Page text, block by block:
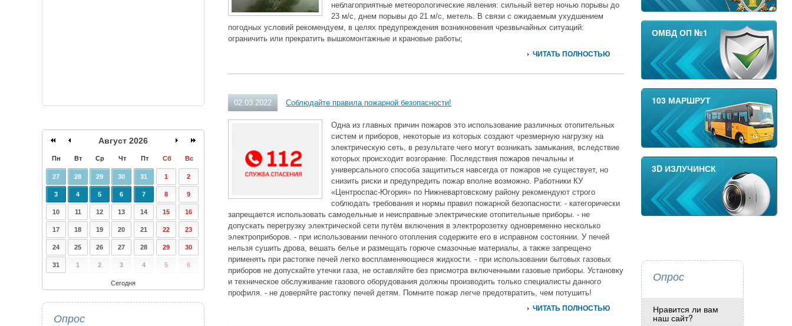
неблагоприятные метеорологические явления: сильный ветер ночью порывы до
23 м/с, днем порывы до 21 м/с, метель. В связи с ожидаемым ухудшением
погодных условий рекомендуем, в целях предупреждения возникновения чрезвычайных ситуаций:
ограничить или прекратить вышкомонтажные и крановые работы;
ЧИТАТЬ ПОЛНОСТЬЮ
02.03.2022 Соблюдайте правила пожарной безопасности!
Одна из главных причин пожаров это использование различных отопительных
систем и приборов, некоторые из которых создают чрезмерную нагрузку на
электрическую сеть, в результате чего могут возникать замыкания, вследствие
которых происходит возгорание. Последствия пожаров печальны и
универсального способа защититься навсегда от пожаров не существует, но
снизить риски и предупредить пожар вполне возможно. Работники КУ
«Центроспас-Югория» по Нижневартовскому району рекомендуют строго
соблюдать требования и нормы правил пожарной безопасности: - категорически
запрещается использовать самодельные и неисправные электрические отопительные приборы. - не
допускать перегрузку электрической сети путём включения в электророзетку одновременно несколько
электроприборов. - при использовании печного отопления содержите его в исправном состоянии. У печей
нельзя сушить дрова, вешать белье и размещать горюче смазочные материалы, а также запрещено
применять при растопке печей легко воспламеняющиеся жидкости. - при использовании бытовых газовых
приборов не допускайте утечки газа, не оставляйте без присмотра включенными газовые приборы. Установку
и техническое обслуживание газового оборудования должны производить только специалисты данного
профиля. - не доверяйте растопку печей детям. Помните пожар легче предотвратить, чем потушить!
ЧИТАТЬ ПОЛНОСТЬЮ
Август 2026
Пн Вт Ср Чт Пт Сб Вс
27 28 29 30 31 1 2
3 4 5 6 7 8 9
10 11 12 13 14 15 16
17 18 19 20 21 22 23
24 25 26 27 28 29 30
31 1 2 3 4 5 6
Сегодня
Опрос
ОМВД ОП №1
103 МАРШРУТ
3D ИЗЛУЧИНСК
Опрос
Нравится ли вам
наш сайт?